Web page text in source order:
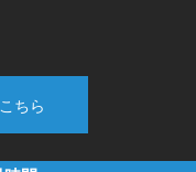
ちら